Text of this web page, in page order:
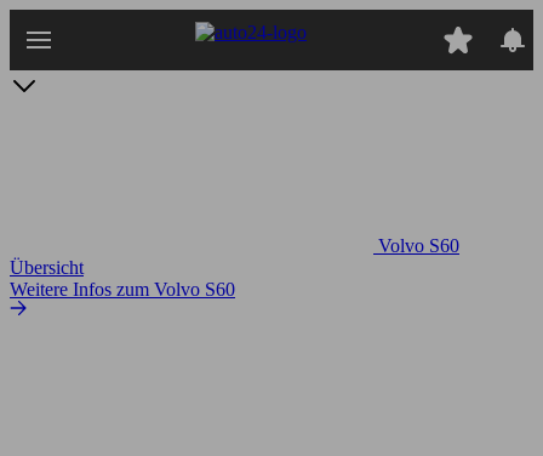
Hauptinhalt
Volvo S60
Übersicht
Weitere Infos zum Volvo S60